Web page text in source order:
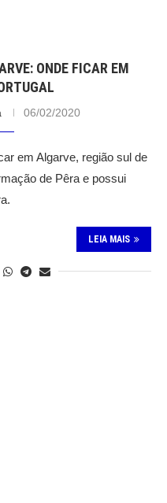
ONDE FICAR EM
06/02/2020
em Algarve, região sul de
de Pêra e possui
LEIA MAIS